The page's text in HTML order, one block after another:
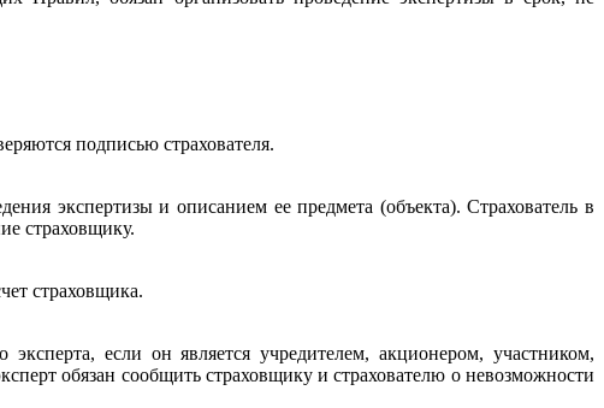
подписью страхователя.
экспертизы и описанием ее предмета (объекта). Страхователь в
страховщику.
страховщика.
если он является учредителем, акционером, участником,
обязан сообщить страховщику и страхователю о невозможности